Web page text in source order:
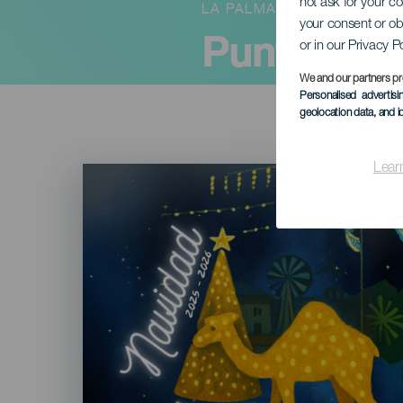
not ask for your
your consent or
or in our Privacy
We and our partners
Personalised
geolocation data, and
LA PALMA